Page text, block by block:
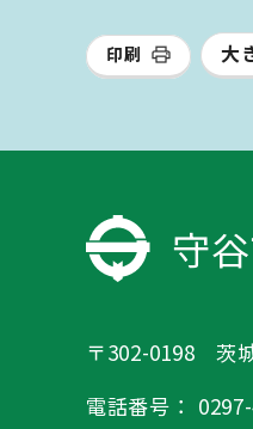
印刷 大
守
〒302-0198 茨
電話番号：